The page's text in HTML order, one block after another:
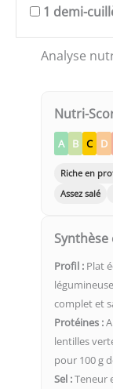
1 demi-
Analyse
Nutri-
A B C D
Riche en
Assez salé
Synthèse
Profil : Plat
complet et
Protéines :
lentilles
pour 100 g
Sel :Teneur